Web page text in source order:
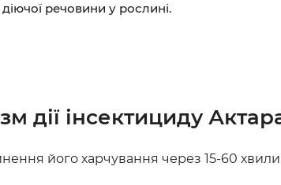
речовини у рослині.
дії інсектициду
його харчування через 15-60